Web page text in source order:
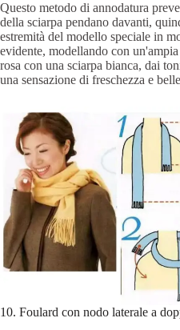
Questo metodo di annodatura
della sciarpa pendano davanti,
estremità del modello speciale in
evidente, modellando con
rosa con una sciarpa bianca, dai
una sensazione di freschezza e
10. Foulard con nodo laterale a